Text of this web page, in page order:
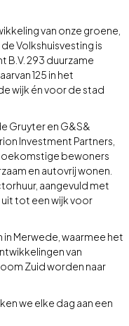
van onze groene,
Volkshuisvesting is
293 duurzame
125 in het
wijk én voor de stad
Gruyter en G&S&
Investment Partners,
bewoners
en autovrij wonen.
aangevuld met
tot een wijk voor
Merwede, waarmee het
van
Zuid worden naar
we elke dag aan een